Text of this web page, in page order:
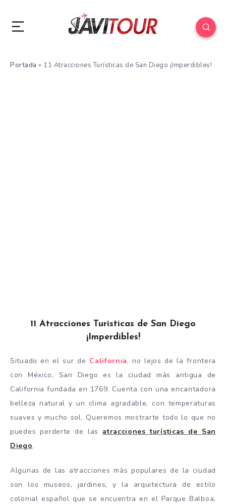
Portada » 11 Atracciones Turísticas de San Diego ¡Imperdibles!
11 Atracciones Turísticas de San Diego
¡Imperdibles!
Situado en el sur de California, no lejos de la frontera
con México, San Diego es la ciudad más antigua de
California fundada en 1769. Cuenta con una encantadora
belleza natural y un clima agradable, con temperaturas
suaves y mucho sol. Queremos mostrarte todo lo que no
puedes perderte de las atracciones turísticas de San
Diego.
Algunas de las atracciones más populares de la ciudad
son los museos, jardines, y la arquitectura de estilo
colonial español que se encuentra en el Parque Balboa,